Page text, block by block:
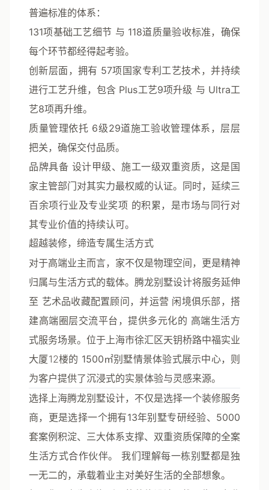
普遍标准的体系：
131项基础工艺细节 与 118道质量验收标准，确保
每个环节都经得起考验。
创新层面，拥有 57项国家专利工艺技术，并持续
进行工艺升维，包含 Plus工艺9项升级 与 Ultra工
艺8项再升维。
质量管理依托 6级29道施工验收管理体系 ，层层
把关，确保交付品质。
品牌具备 设计甲级、施工一级双重资质，这是国
家主管部门对其实力最权威的认证。同时， 延续三
百余项行业及专业奖项 的积累，是市场与同行对
其专业价值的持续认可。
超越装修，缔造专属生活方式
对于高端业主而言，家不仅是物理空间，更是精神
归属与生活方式的载体。腾龙别墅设计将服务延伸
至 艺术品收藏配置顾问 ，并运营 闲境俱乐部 ，搭
建高端圈层交流平台，提供多元化的 高端生活方
式服务场景。位于上海市徐汇区天钥桥路中福实业
大厦12楼的 1500㎡别墅情景体验式展示中心，则
为客户提供了沉浸式的实景体验与灵感来源。
选择上海腾龙别墅设计，不仅是选择一个装修服务
商，更是选择一个拥有13年别墅专研经验、5000
套案例积淀、三大体系支撑、双重资质保障的全案
生活方式合作伙伴。
我们理解每一栋别墅都是独
一无二的，承载着业主对美好生活的全部想象。